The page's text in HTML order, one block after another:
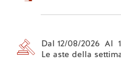
Dal 12/08/2026 Al
Le aste della